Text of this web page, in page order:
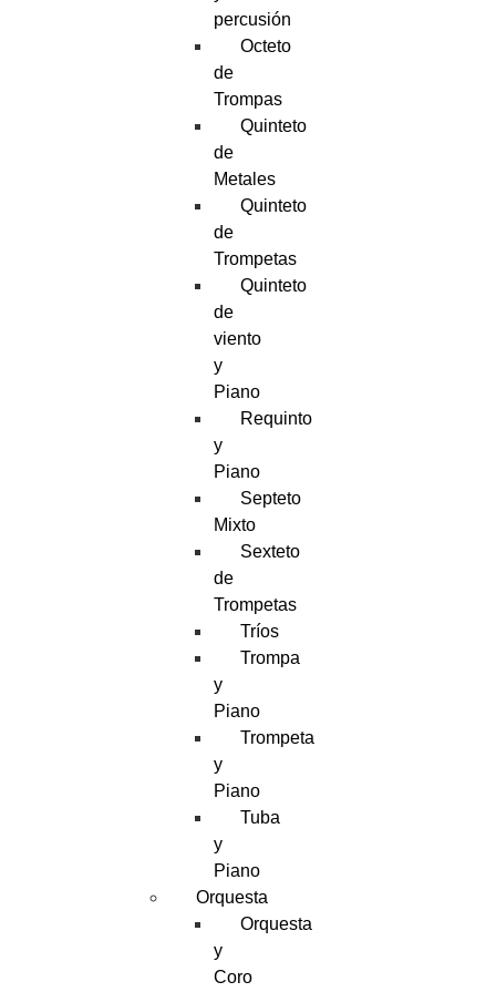
percusión
Octeto
de
Trompas
Quinteto
de
Metales
Quinteto
de
Trompetas
Quinteto
de
viento
y
Piano
Requinto
y
Piano
Septeto
Mixto
Sexteto
de
Trompetas
Tríos
Trompa
y
Piano
Trompeta
y
Piano
Tuba
y
Piano
Orquesta
Orquesta
y
Coro